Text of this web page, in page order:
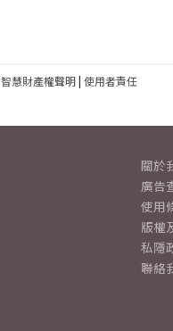
智慧財產權聲明| 使用者責任
關於
廣告
使用
版權
私隱
聯絡